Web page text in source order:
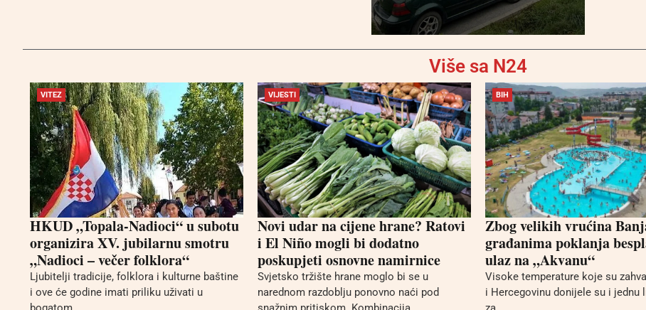
Više sa N24
VITEZ
HKUD „Topala-Nadioci“ u subotu
organizira XV. jubilarnu smotru
„Nadioci – večer folklora“
Ljubitelji tradicije, folklora i kulturne baštine
i ove će godine imati priliku uživati u
VIJESTI
Novi udar na cijene hrane? Ratovi
i El Niño mogli bi dodatno
poskupjeti osnovne namirnice
Svjetsko tržište hrane moglo bi se u
narednom razdoblju ponovno naći pod
BIH
Zbog velikih vrućina
građanima poklanja
ulaz na „Akvanu“
Visoke temperature koje su
i Hercegovinu donijele su i jednu